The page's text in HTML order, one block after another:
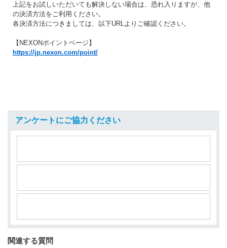
上記をお試しいただいても解決しない場合は、恐れ入りますが、他
の決済方法をご利用ください。
各決済方法につきましては、以下URLよりご確認ください。
【NEXONポイントページ】
https://jp.nexon.com/point/
アンケートにご協力ください
関連する質問